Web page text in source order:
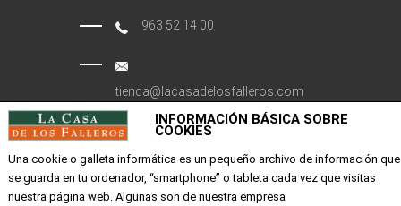
963 52 14 00
tienda@lacasadelosfalleros.com
Calle Quevedo 6
46001 Valencia
INFORMACIÓN BÁSICA SOBRE
COOKIES
Una cookie o galleta informática es un pequeño archivo de información que
se guarda en tu ordenador, “smartphone” o tableta cada vez que visitas
nuestra página web. Algunas son de nuestra empresa